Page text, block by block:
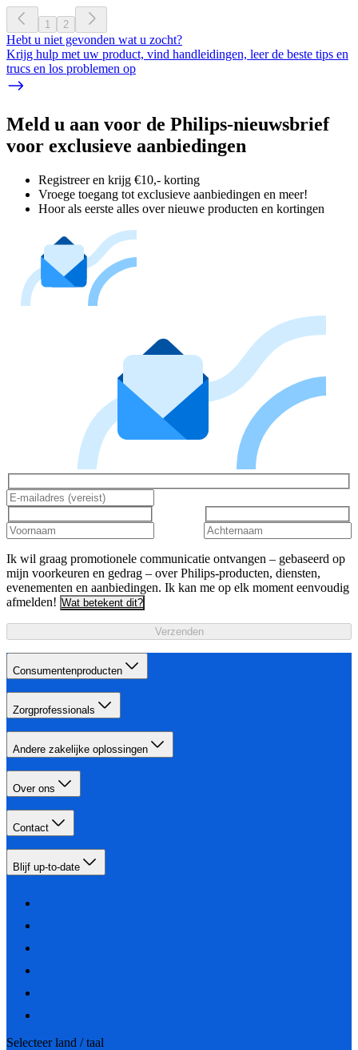
1 2
Hebt u niet gevonden wat u zocht?
Krijg hulp met uw product, vind handleidingen, leer de beste tips en
trucs en los problemen op
Meld u aan voor de Philips-nieuwsbrief
voor exclusieve aanbiedingen
Registreer en krijg €10,- korting
Vroege toegang tot exclusieve aanbiedingen en meer!
Hoor als eerste alles over nieuwe producten en kortingen
Ik wil graag promotionele communicatie ontvangen – gebaseerd op
mijn voorkeuren en gedrag – over Philips-producten, diensten,
evenementen en aanbiedingen. Ik kan me op elk moment eenvoudig
afmelden! Wat betekent dit?
Verzenden
Consumentenproducten
Zorgprofessionals
Andere zakelijke oplossingen
Over ons
Contact
Blijf up-to-date
Selecteer land / taal